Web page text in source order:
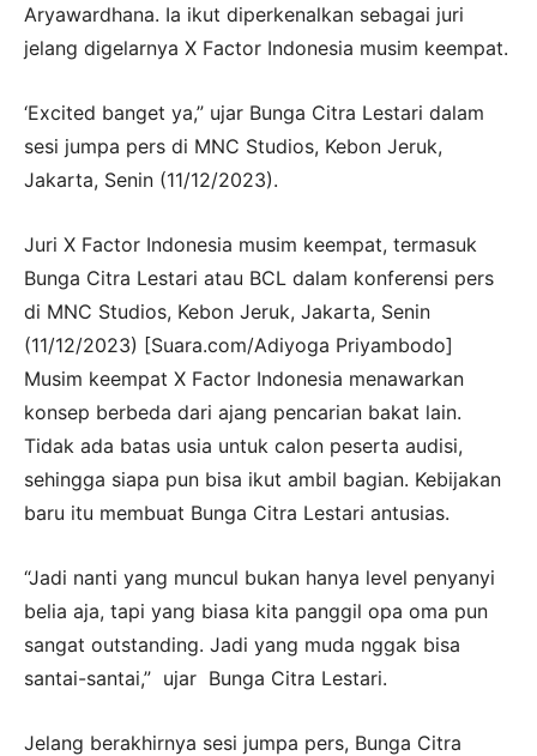
Aryawardhana. Ia ikut diperkenalkan sebagai juri
jelang digelarnya X Factor Indonesia musim keempat.
‘Excited banget ya,” ujar Bunga Citra Lestari dalam
sesi jumpa pers di MNC Studios, Kebon Jeruk,
Jakarta, Senin (11/12/2023).
Juri X Factor Indonesia musim keempat, termasuk
Bunga Citra Lestari atau BCL dalam konferensi pers
di MNC Studios, Kebon Jeruk, Jakarta, Senin
(11/12/2023) [Suara.com/Adiyoga Priyambodo]
Musim keempat X Factor Indonesia menawarkan
konsep berbeda dari ajang pencarian bakat lain.
Tidak ada batas usia untuk calon peserta audisi,
sehingga siapa pun bisa ikut ambil bagian. Kebijakan
baru itu membuat Bunga Citra Lestari antusias.
“Jadi nanti yang muncul bukan hanya level penyanyi
belia aja, tapi yang biasa kita panggil opa oma pun
sangat outstanding. Jadi yang muda nggak bisa
santai-santai,” ujar Bunga Citra Lestari.
Jelang berakhirnya sesi jumpa pers, Bunga Citra